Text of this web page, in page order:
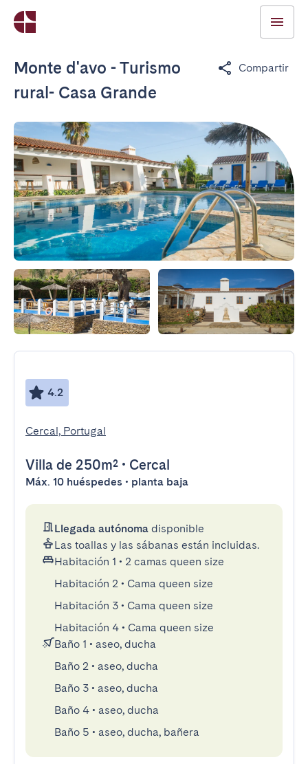
Monte d'avo - Turismo
rural- Casa Grande
Compartir
4.2
Cercal, Portugal
Villa de 250m² • Cercal
Máx. 10 huéspedes • planta baja
Llegada autónoma disponible
Las toallas y las sábanas están incluidas.
Habitación 1 • 2 camas queen size
Habitación 2 • Cama queen size
Habitación 3 • Cama queen size
Habitación 4 • Cama queen size
Baño 1 • aseo, ducha
Baño 2 • aseo, ducha
Baño 3 • aseo, ducha
Baño 4 • aseo, ducha
Baño 5 • aseo, ducha, bañera